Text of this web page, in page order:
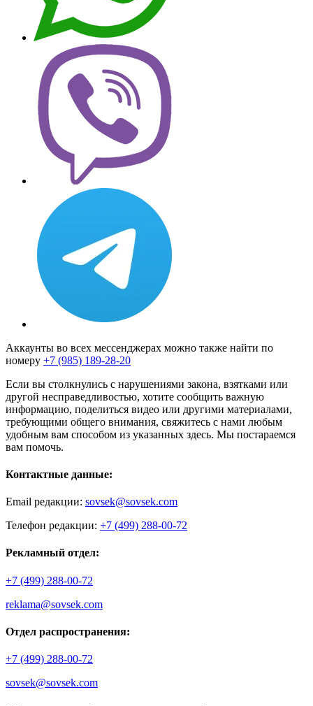
Аккаунты во всех мессенджерах можно также найти по
номеру +7 (985) 189-28-20
Если вы столкнулись с нарушениями закона, взятками или
другой несправедливостью, хотите сообщить важную
информацию, поделиться видео или другими материалами,
требующими общего внимания, свяжитесь с нами любым
удобным вам способом из указанных здесь. Мы постараемся
вам помочь.
Контактные данные:
Email редакции: sovsek@sovsek.com
Телефон редакции: +7 (499) 288-00-72
Рекламный отдел:
+7 (499) 288-00-72
reklama@sovsek.com
Отдел распространения:
+7 (499) 288-00-72
sovsek@sovsek.com